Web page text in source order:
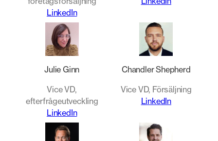
LinkedIn
Julie Ginn
Vice VD,
efterfrågeutveckling
LinkedIn
Chandler Shepherd
Vice VD, Försäljning
LinkedIn